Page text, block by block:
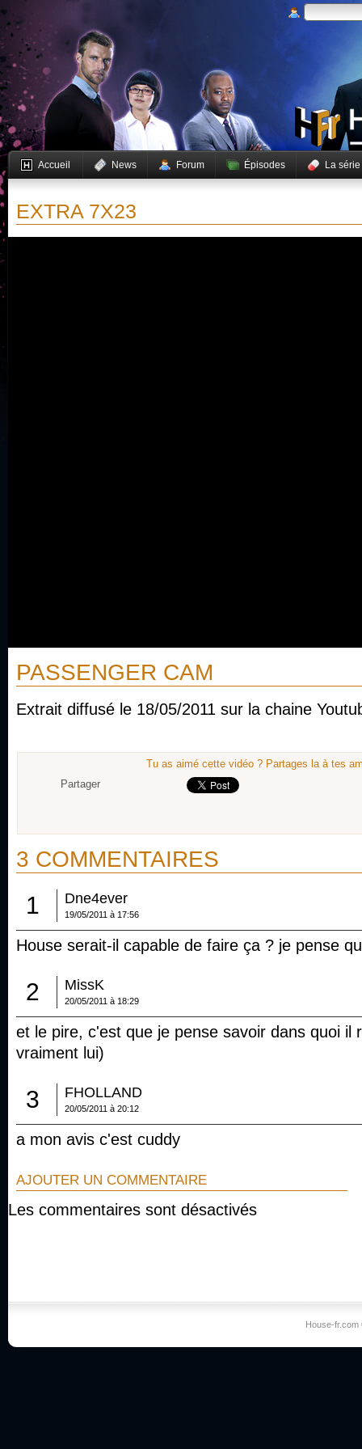
Accueil News Forum Épisodes La série
EXTRA 7X23
PASSENGER CAM
Extrait diffusé le 18/05/2011 sur la chaine
Tu as aimé cette vidéo ? Partages la à tes
Partager
3 COMMENTAIRES
1 Dne4ever
19/05/2011 à 17:56
House serait-il capable de faire ça ? je pense
2 MissK
20/05/2011 à 18:29
et le pire, c'est que je pense savoir dans quoi il
vraiment lui)
3 FHOLLAND
20/05/2011 à 20:12
a mon avis c'est cuddy
AJOUTER UN COMMENTAIRE
Les commentaires sont désactivés
House-